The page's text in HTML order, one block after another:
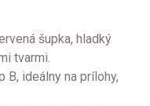
šupka, hladký
tvarmi.
B, ideálny na prílohy,